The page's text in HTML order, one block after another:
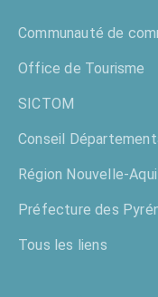
Communauté de
Office de Tourisme
SICTOM
Conseil
Région Nouvelle-
Préfecture des
Tous les liens